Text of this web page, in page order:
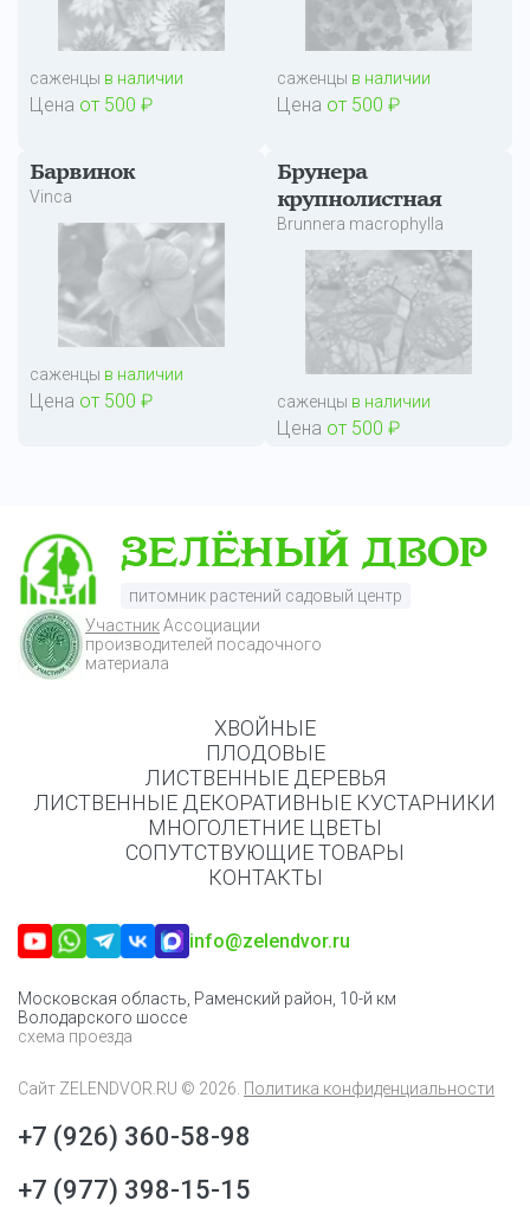
саженцы в наличии
Цена от 500 ₽
саженцы в наличии
Цена от 500 ₽
Барвинок
Vinca
саженцы в наличии
Цена от 500 ₽
Брунера
крупнолистная
Brunnera macrophylla
саженцы в наличии
Цена от 500 ₽
питомник растений садовый центр
УчастникАссоциации
производителей посадочного
материала
ХВОЙНЫЕ
ПЛОДОВЫЕ
ЛИСТВЕННЫЕ ДЕРЕВЬЯ
ЛИСТВЕННЫЕ ДЕКОРАТИВНЫЕ КУСТАРНИКИ
МНОГОЛЕТНИЕ ЦВЕТЫ
СОПУТСТВУЮЩИЕ ТОВАРЫ
КОНТАКТЫ
info@zelendvor.ru
Московская область, Раменский район, 10-й км
Володарского шоссе
схема проезда
Сайт ZELENDVOR.RU © 2026. Политика конфиденциальности
+7 (926) 360-58-98
+7 (977) 398-15-15